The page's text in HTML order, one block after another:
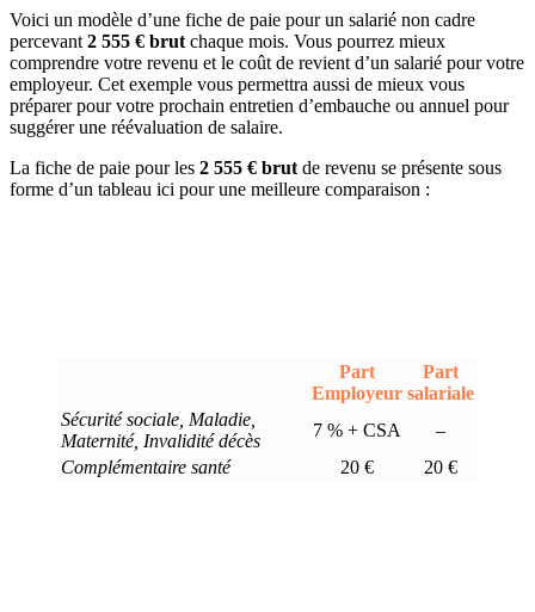
Voici un modèle d’une fiche de paie pour un salarié non cadre
percevant 2 555 € brut chaque mois. Vous pourrez mieux
comprendre votre revenu et le coût de revient d’un salarié pour votre
employeur. Cet exemple vous permettra aussi de mieux vous
préparer pour votre prochain entretien d’embauche ou annuel pour
suggérer une réévaluation de salaire.
La fiche de paie pour les 2 555 € brut de revenu se présente sous
forme d’un tableau ici pour une meilleure comparaison :
Part
Employeur
Part
salariale
Sécurité sociale, Maladie,
Maternité, Invalidité décès
7 % + CSA
–
Complémentaire santé
20 € 20 €